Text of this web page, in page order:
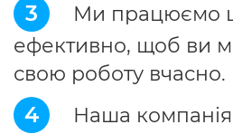
3
Ми працюємо
ефективно, щоб ви
свою роботу вчасно.
4
Наша